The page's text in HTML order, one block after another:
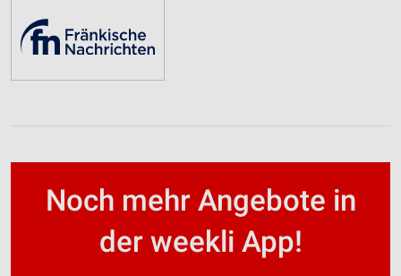
Noch mehr Angebote in
der weekli App!